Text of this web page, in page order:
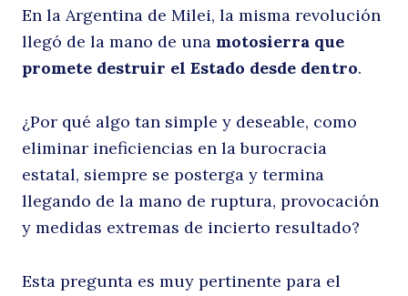
En la Argentina de Milei, la misma revolución
llegó de la mano de una motosierra que
promete destruir el Estado desde dentro.
¿Por qué algo tan simple y deseable, como
eliminar ineficiencias en la burocracia
estatal, siempre se posterga y termina
llegando de la mano de ruptura, provocación
y medidas extremas de incierto resultado?
Esta pregunta es muy pertinente para el